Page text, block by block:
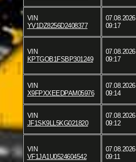
VIN
YV1DZ8256D2408377
07.08.2026
09:17
VIN
KPTGOB1FSBP301249
07.08.2026
09:17
VIN
X9FPXXEEDPAM05976
07.08.2026
09:14
VIN
JF1SK9LL5KG021820
07.08.2026
09:12
VIN
VF1JA1U0524604542
07.08.2026
09:11